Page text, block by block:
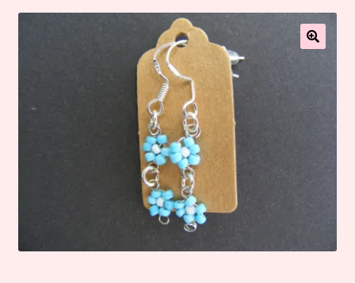
enfant
Blog
le
menu
Bienvenue dans la boutique